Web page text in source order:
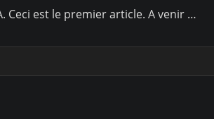
Ceci est le premier article. A venir …